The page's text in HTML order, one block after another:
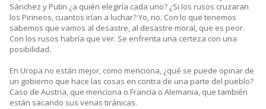
Sánchez y Putin ¿a quién elegiría cada uno? ¿Si los rusos cruzaran
los Pirineos, cuantos irían a luchar? Yo, no. Con lo que tenemos
sabemos que vamos al desastre, al desastre moral, que es peor.
Con los rusos habría que ver. Se enfrenta una certeza con una
posibilidad.
En Uropa no están mejor, como menciona, ¿qué se puede opinar de
un gobierno que hace las cosas en contra de una parte del pueblo?
Caso de Austria, que menciona o Francia o Alemania, que también
están sacando sus venas tiránicas.